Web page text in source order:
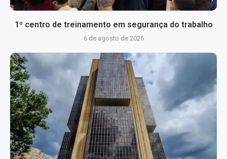
1º centro de treinamento em segurança do trabalho
6 de agosto de 2026